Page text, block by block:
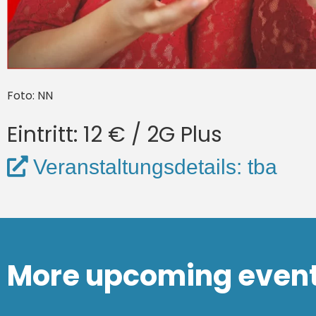
Foto: NN
Eintritt: 12 € / 2G Plus
Veranstaltungsdetails: tba
More upcoming